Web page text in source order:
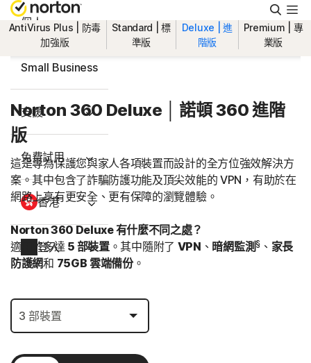
搜
尋
個人
Small Business
支援
免費試用
香港
登入
AntiVirus Plus | 防毒
加強版
Standard | 標
準版
Deluxe | 進
階版
Premium | 專
業版
Norton 360 Deluxe │ 諾頓 360 進階
版
這是專為保護您與家人各項裝置而設計的全方位強效解決方
案。其中包含了詐騙防護功能及頂尖效能的 VPN，有助於在
網路上享有更安全、更有保障的瀏覽體驗。
Norton 360 Deluxe 有什麼不同之處？
適用於多達 5 部裝置。其中隨附了 VPN 、 暗網監測§、 家長
防護網和 75GB 雲端備份。